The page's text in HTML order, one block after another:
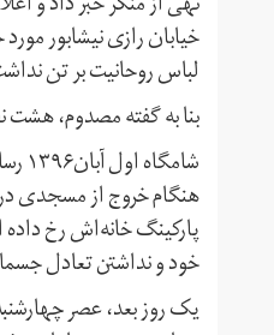
خیابان رازی نیشابور
لباس روحانیت بر تن
بنا به گفته مصدوم، هشت
هنگام خروج از مسجدی در
پارکینگ خانه‌اش رخ
خود و نداشتن تعادل